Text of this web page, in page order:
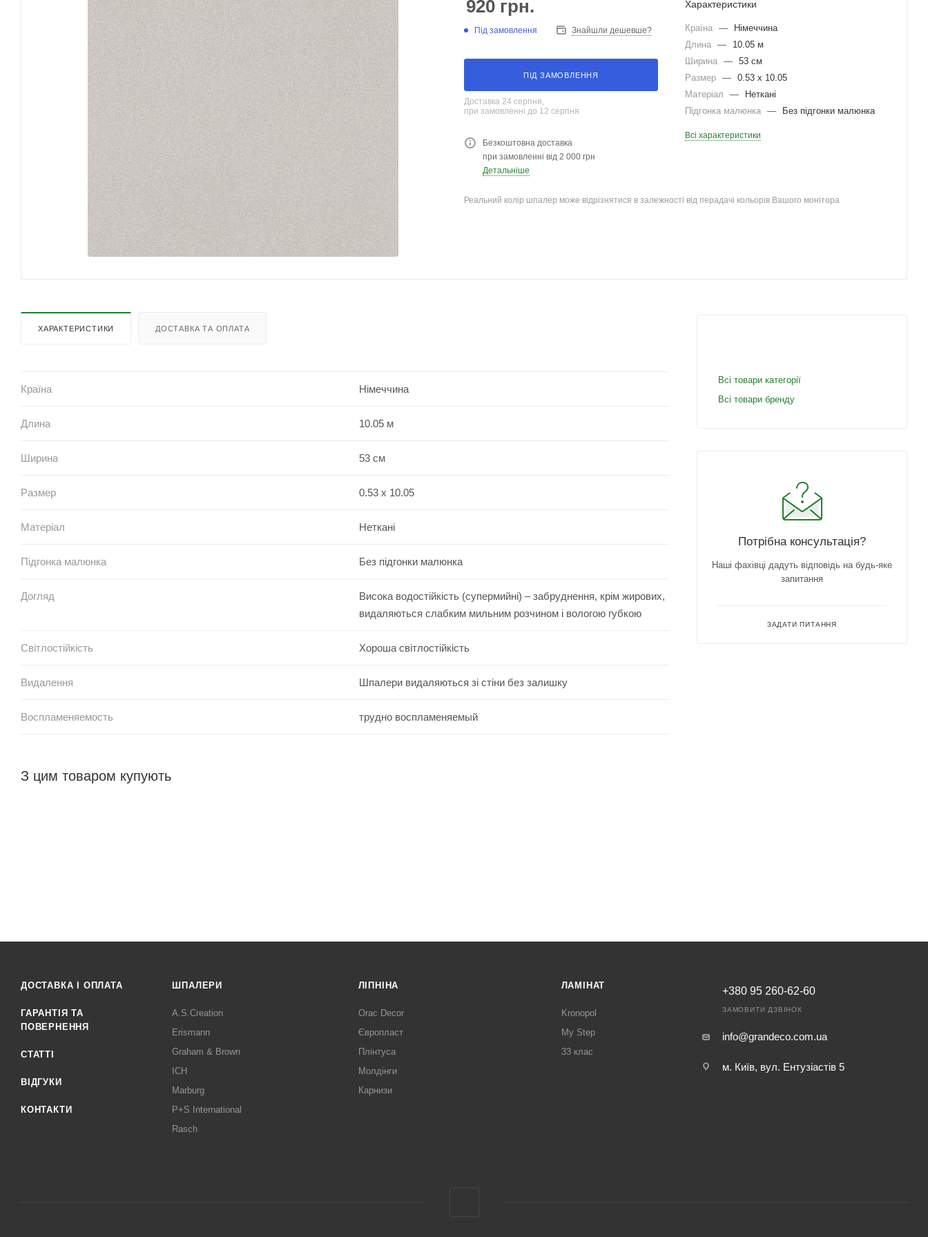
920 грн.
Під замовлення Знайшли дешевше?
ПІД ЗАМОВЛЕННЯ
Доставка 24 серпня,
при замовленні до 12 серпня
Безкоштовна доставка
при замовленні від 2 000 грн
Детальніше
Характеристики
Країна —
Німеччина
Длина —
10.05 м
Ширина — 53 см
Размер — 0.53 x 10.05
Матеріал
—
Неткані
Підгонка малюнка — Без підгонки малюнка
Всі характеристики
Реальний колір шпалер може відрізнятися в залежності від перадачі кольорів Вашого монітора
ХАРАКТЕРИСТИКИ ДОСТАВКА ТА ОПЛАТА
Країна Німеччина
Длина 10.05 м
Ширина 53 см
Размер 0.53 x 10.05
Матеріал Неткані
Підгонка малюнка Без підгонки малюнка
Догляд
Висока водостійкість (супермийні) – забруднення, крім жирових,
видаляються слабким мильним розчином і вологою губкою
Світлостійкість Хороша світлостійкість
Видалення Шпалери видаляються зі стіни без залишку
Воспламеняемость трудно воспламеняемый
З цим товаром купують
Всі товари категорії
Всі товари бренду
Потрібна консультація?
Наші фахівці дадуть відповідь на будь-яке
запитання
ЗАДАТИ ПИТАННЯ
ДОСТАВКА І ОПЛАТА
ГАРАНТІЯ ТА
ПОВЕРНЕННЯ
СТАТТІ
ВІДГУКИ
КОНТАКТИ
ШПАЛЕРИ
A.S.Creation
Erismann
Graham & Brown
ICH
Marburg
P+S International
Rasch
ЛІПНІНА
Orac Decor
Європласт
Плінтуса
Молдінги
Карнизи
ЛАМІНАТ
Kronopol
My Step
33 клас
+380 95 260-62-60
ЗАМОВИТИ ДЗВІНОК
info@grandeco.com.ua
м. Київ, вул. Ентузіастів 5